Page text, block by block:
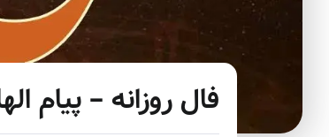
فال روزانه – پیام